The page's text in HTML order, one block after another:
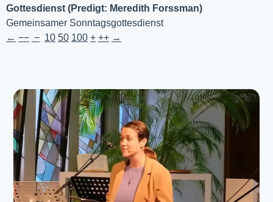
Gottesdienst (Predigt: Meredith Forssman)
Gemeinsamer Sonntagsgottesdienst
← −− − 10 50 100 + ++ →